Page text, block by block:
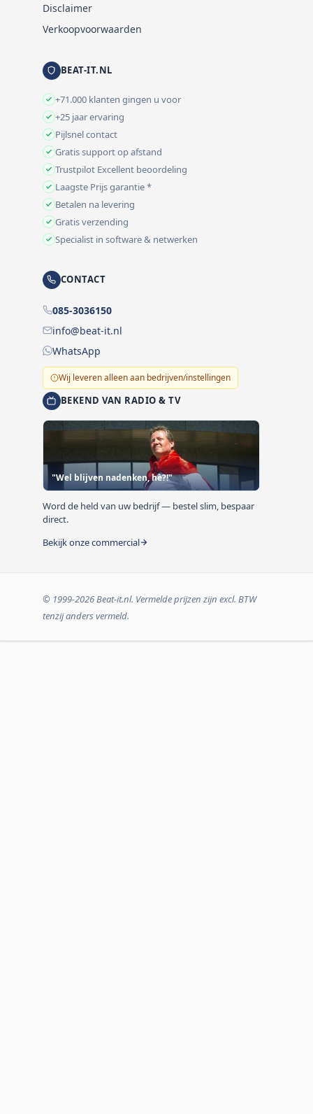
Disclaimer
Verkoopvoorwaarden
BEAT-IT.NL
+71.000 klanten gingen u voor
+25 jaar ervaring
Pijlsnel contact
Gratis support op afstand
Trustpilot Excellent beoordeling
Laagste Prijs garantie *
Betalen na levering
Gratis verzending
Specialist in software & netwerken
CONTACT
085-3036150
info@beat-it.nl
WhatsApp
Wij leveren alleen aan bedrijven/instellingen
BEKEND VAN RADIO & TV
"Wel blijven nadenken, hè?!"
Word de held van uw bedrijf — bestel slim, bespaar
direct.
Bekijk onze commercial
© 1999-2026 Beat-it.nl. Vermelde prijzen zijn excl. BTW
tenzij anders vermeld.